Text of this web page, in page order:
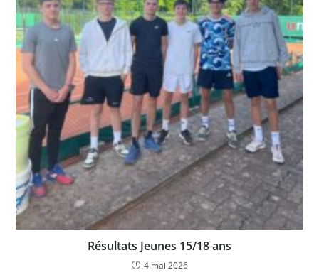
Résultats Jeunes 15/18 ans
4 mai 2026